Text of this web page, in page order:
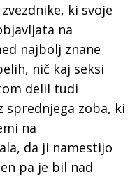
ki svoje
na
najbolj znane
nič kaj seksi
delil tudi
zoba, ki
na
da ji namestijo
pa je bil nad